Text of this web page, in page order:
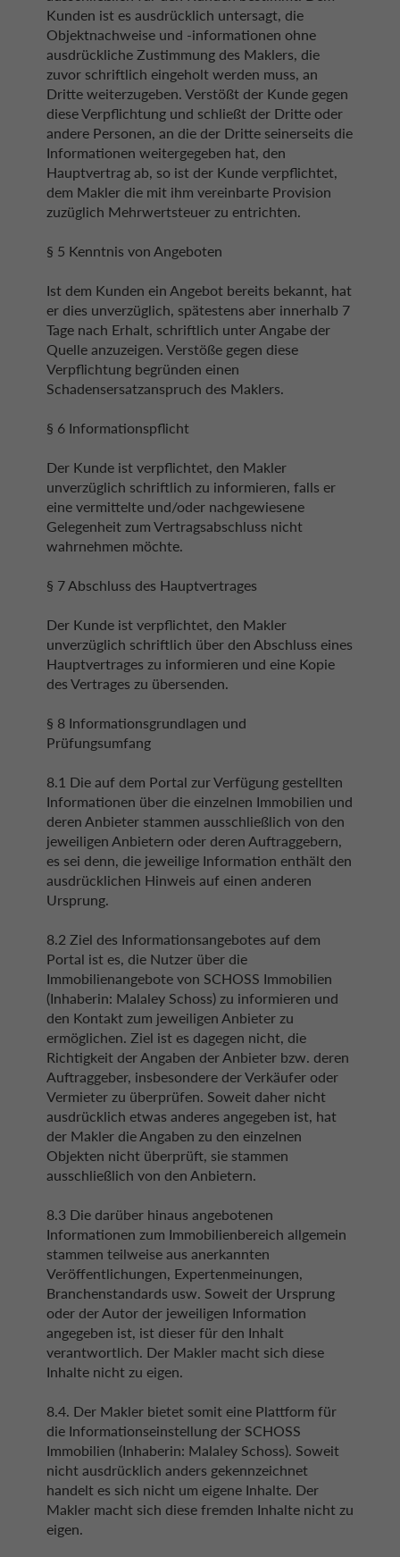
Kunden ist es ausdrücklich untersagt, die
Objektnachweise und -informationen ohne
ausdrückliche Zustimmung des Maklers, die
zuvor schriftlich eingeholt werden muss, an
Dritte weiterzugeben. Verstößt der Kunde gegen
diese Verpflichtung und schließt der Dritte oder
andere Personen, an die der Dritte seinerseits die
Informationen weitergegeben hat, den
Hauptvertrag ab, so ist der Kunde verpflichtet,
dem Makler die mit ihm vereinbarte Provision
zuzüglich Mehrwertsteuer zu entrichten.
§ 5 Kenntnis von Angeboten
Ist dem Kunden ein Angebot bereits bekannt, hat
er dies unverzüglich, spätestens aber innerhalb 7
Tage nach Erhalt, schriftlich unter Angabe der
Quelle anzuzeigen. Verstöße gegen diese
Verpflichtung begründen einen
Schadensersatzanspruch des Maklers.
§ 6 Informationspflicht
Der Kunde ist verpflichtet, den Makler
unverzüglich schriftlich zu informieren, falls er
eine vermittelte und/oder nachgewiesene
Gelegenheit zum Vertragsabschluss nicht
wahrnehmen möchte.
§ 7 Abschluss des Hauptvertrages
Der Kunde ist verpflichtet, den Makler
unverzüglich schriftlich über den Abschluss eines
Hauptvertrages zu informieren und eine Kopie
des Vertrages zu übersenden.
§ 8 Informationsgrundlagen und
Prüfungsumfang
8.1 Die auf dem Portal zur Verfügung gestellten
Informationen über die einzelnen Immobilien und
deren Anbieter stammen ausschließlich von den
jeweiligen Anbietern oder deren Auftraggebern,
es sei denn, die jeweilige Information enthält den
ausdrücklichen Hinweis auf einen anderen
Ursprung.
8.2 Ziel des Informationsangebotes auf dem
Portal ist es, die Nutzer über die
Immobilienangebote von SCHOSS Immobilien
(Inhaberin: Malaley Schoss) zu informieren und
den Kontakt zum jeweiligen Anbieter zu
ermöglichen. Ziel ist es dagegen nicht, die
Richtigkeit der Angaben der Anbieter bzw. deren
Auftraggeber, insbesondere der Verkäufer oder
Vermieter zu überprüfen. Soweit daher nicht
ausdrücklich etwas anderes angegeben ist, hat
der Makler die Angaben zu den einzelnen
Objekten nicht überprüft, sie stammen
ausschließlich von den Anbietern.
8.3 Die darüber hinaus angebotenen
Informationen zum Immobilienbereich allgemein
stammen teilweise aus anerkannten
Veröffentlichungen, Expertenmeinungen,
Branchenstandards usw. Soweit der Ursprung
oder der Autor der jeweiligen Information
angegeben ist, ist dieser für den Inhalt
verantwortlich. Der Makler macht sich diese
Inhalte nicht zu eigen.
8.4. Der Makler bietet somit eine Plattform für
die Informationseinstellung der SCHOSS
Immobilien (Inhaberin: Malaley Schoss). Soweit
nicht ausdrücklich anders gekennzeichnet
handelt es sich nicht um eigene Inhalte. Der
Makler macht sich diese fremden Inhalte nicht zu
eigen.